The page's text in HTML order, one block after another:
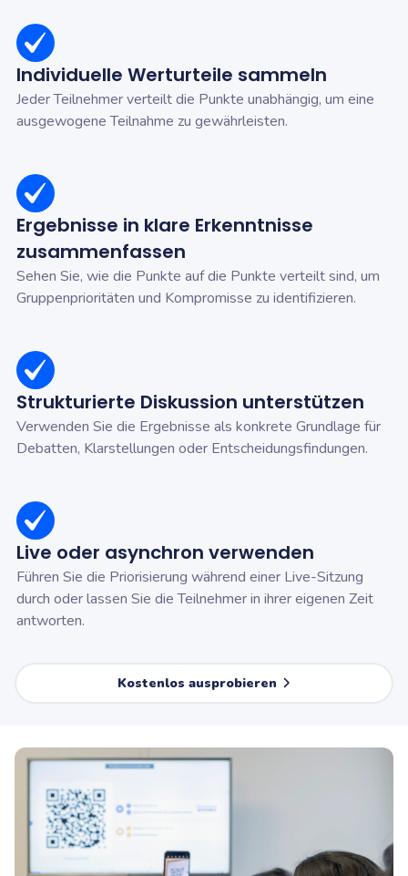
Individuelle Werturteile sammeln
Jeder Teilnehmer verteilt die Punkte unabhängig, um eine
ausgewogene Teilnahme zu gewährleisten.
Ergebnisse in klare Erkenntnisse
zusammenfassen
Sehen Sie, wie die Punkte auf die Punkte verteilt sind, um
Gruppenprioritäten und Kompromisse zu identifizieren.
Strukturierte Diskussion unterstützen
Verwenden Sie die Ergebnisse als konkrete Grundlage für
Debatten, Klarstellungen oder Entscheidungsfindungen.
Live oder asynchron verwenden
Führen Sie die Priorisierung während einer Live-Sitzung
durch oder lassen Sie die Teilnehmer in ihrer eigenen Zeit
antworten.
Kostenlos ausprobieren